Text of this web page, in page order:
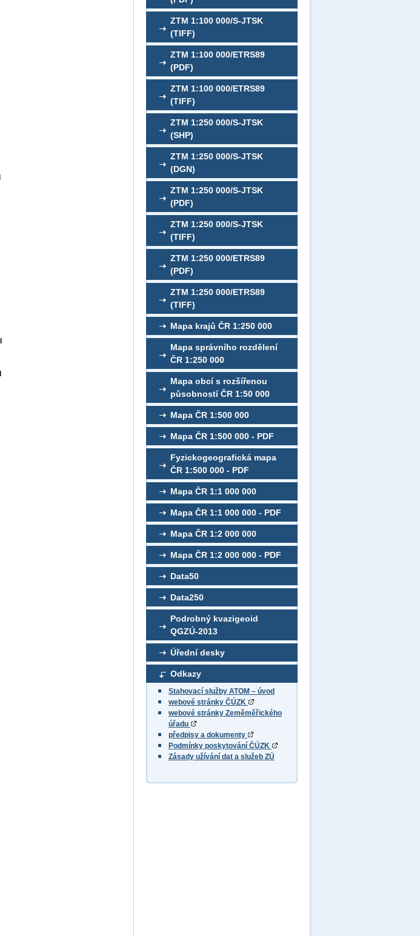
ZTM 1:100 000/S-JTSK
(TIFF)
ZTM 1:100 000/ETRS89
(PDF)
ZTM 1:100 000/ETRS89
(TIFF)
ZTM 1:250 000/S-JTSK
(SHP)
ZTM 1:250 000/S-JTSK
(DGN)
ZTM 1:250 000/S-JTSK
(PDF)
ZTM 1:250 000/S-JTSK
(TIFF)
ZTM 1:250 000/ETRS89
(PDF)
ZTM 1:250 000/ETRS89
(TIFF)
Mapa krajů ČR 1:250 000
Mapa správního rozdělení
ČR 1:250 000
Mapa obcí s rozšířenou
působností ČR 1:50 000
Mapa ČR 1:500 000
Mapa ČR 1:500 000 - PDF
Fyzickogeografická mapa
ČR 1:500 000 - PDF
Mapa ČR 1:1 000 000
Mapa ČR 1:1 000 000 - PDF
Mapa ČR 1:2 000 000
Mapa ČR 1:2 000 000 - PDF
Data50
Data250
Podrobný kvazigeoid
QGZÚ-2013
Úřední desky
Odkazy
Stahovací služby ATOM – úvod
webové stránky ČÚZK
webové stránky Zeměměřického
úřadu
předpisy a dokumenty
Podmínky poskytování ČÚZK
Zásady užívání dat a služeb ZÚ